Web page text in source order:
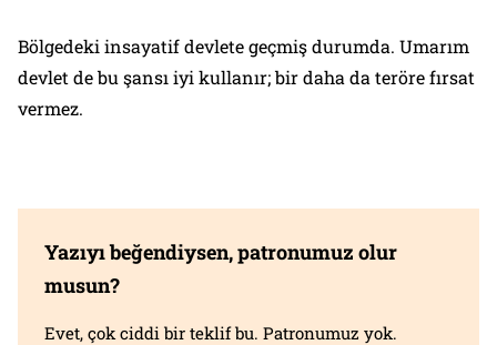
Bölgedeki insayatif devlete geçmiş durumda. Umarım
devlet de bu şansı iyi kullanır; bir daha da teröre fırsat
vermez.
Yazıyı beğendiysen, patronumuz olur
musun?
Evet, çok ciddi bir teklif bu. Patronumuz yok.